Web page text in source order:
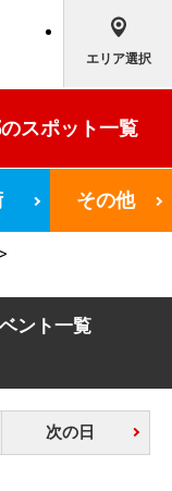
エリア選択
スポット一覧
その他
ント一覧
次の日